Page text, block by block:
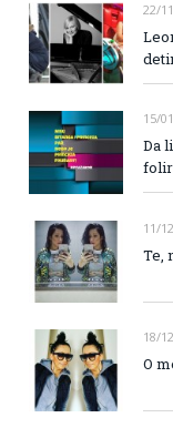
22/
15/
Da
11/
Te,
18/
O